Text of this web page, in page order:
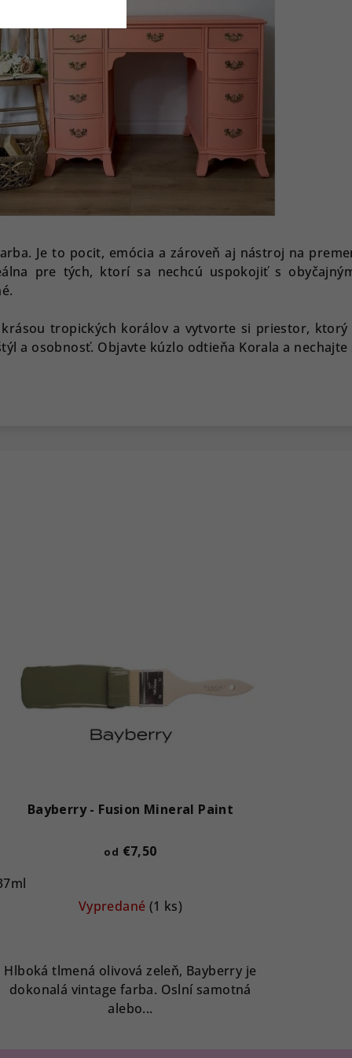
Je to pocit, emócia a zároveň aj nástroj na
pre tých, ktorí sa nechcú uspokojiť s
tropických korálov a vytvorte si priestor, ktorý
a osobnosť. Objavte kúzlo odtieňa Korala a nechajte
Bayberry - Fusion Mineral Paint
od €7,50
Vypredané (1 ks)
Hlboká tlmená olivová zeleň, Bayberry je
dokonalá vintage farba. Oslní samotná
alebo...